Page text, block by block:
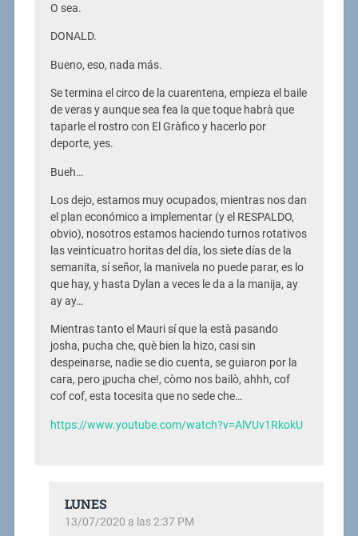
O sea.
DONALD.
Bueno, eso, nada más.
Se termina el circo de la cuarentena, empieza el baile
de veras y aunque sea fea la que toque habrà que
taparle el rostro con El Gràfico y hacerlo por
deporte, yes.
Bueh…
Los dejo, estamos muy ocupados, mientras nos dan
el plan económico a implementar (y el RESPALDO,
obvio), nosotros estamos haciendo turnos rotativos
las veinticuatro horitas del día, los siete días de la
semanita, sí señor, la manivela no puede parar, es lo
que hay, y hasta Dylan a veces le da a la manija, ay
ay ay…
Mientras tanto el Mauri sí que la està pasando
josha, pucha che, què bien la hizo, casi sin
despeinarse, nadie se dio cuenta, se guiaron por la
cara, pero ¡pucha che!, còmo nos bailò, ahhh, cof
cof cof, esta tocesita que no sede che…
https://www.youtube.com/watch?v=AlVUv1RkokU
LUNES
13/07/2020 a las 2:37 PM